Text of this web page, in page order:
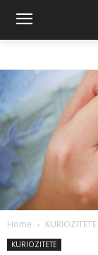
Home KURIOZITETE
KURIOZITETE